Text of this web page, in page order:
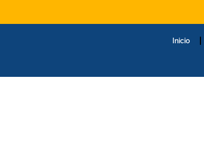
Inicio